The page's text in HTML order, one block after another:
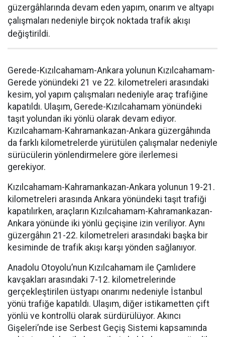
güzergâhlarında devam eden yapım, onarım ve altyapı
çalışmaları nedeniyle birçok noktada trafik akışı
değiştirildi.
Gerede-Kızılcahamam-Ankara yolunun Kızılcahamam-
Gerede yönündeki 21 ve 22. kilometreleri arasındaki
kesim, yol yapım çalışmaları nedeniyle araç trafiğine
kapatıldı. Ulaşım, Gerede-Kızılcahamam yönündeki
taşıt yolundan iki yönlü olarak devam ediyor.
Kızılcahamam-Kahramankazan-Ankara güzergâhında
da farklı kilometrelerde yürütülen çalışmalar nedeniyle
sürücülerin yönlendirmelere göre ilerlemesi
gerekiyor.
Kızılcahamam-Kahramankazan-Ankara yolunun 19-21.
kilometreleri arasında Ankara yönündeki taşıt trafiği
kapatılırken, araçların Kızılcahamam-Kahramankazan-
Ankara yönünde iki yönlü geçişine izin veriliyor. Aynı
güzergâhın 21-22. kilometreleri arasındaki başka bir
kesiminde de trafik akışı karşı yönden sağlanıyor.
Anadolu Otoyolu’nun Kızılcahamam ile Çamlıdere
kavşakları arasındaki 7-12. kilometrelerinde
gerçekleştirilen üstyapı onarımı nedeniyle İstanbul
yönü trafiğe kapatıldı. Ulaşım, diğer istikametten çift
yönlü ve kontrollü olarak sürdürülüyor. Akıncı
Gişeleri’nde ise Serbest Geçiş Sistemi kapsamında